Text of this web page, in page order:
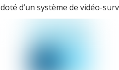
doté d’un système de vidéo-
conforme avec les